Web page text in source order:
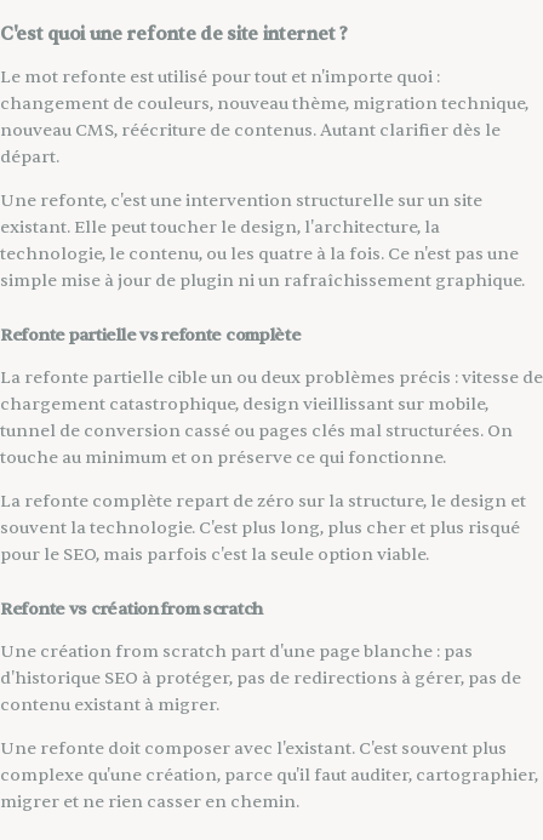
C'est quoi une refonte de site internet ?
Le mot refonte est utilisé pour tout et n'importe quoi :
changement de couleurs, nouveau thème, migration technique,
nouveau CMS, réécriture de contenus. Autant clarifier dès le
départ.
Une refonte, c'est une intervention structurelle sur un site
existant. Elle peut toucher le design, l'architecture, la
technologie, le contenu, ou les quatre à la fois. Ce n'est pas une
simple mise à jour de plugin ni un rafraîchissement graphique.
Refonte partielle vs refonte complète
La refonte partielle cible un ou deux problèmes précis : vitesse de
chargement catastrophique, design vieillissant sur mobile,
tunnel de conversion cassé ou pages clés mal structurées. On
touche au minimum et on préserve ce qui fonctionne.
La refonte complète repart de zéro sur la structure, le design et
souvent la technologie. C'est plus long, plus cher et plus risqué
pour le SEO, mais parfois c'est la seule option viable.
Refonte vs création from scratch
Une création from scratch part d'une page blanche : pas
d'historique SEO à protéger, pas de redirections à gérer, pas de
contenu existant à migrer.
Une refonte doit composer avec l'existant. C'est souvent plus
complexe qu'une création, parce qu'il faut auditer, cartographier,
migrer et ne rien casser en chemin.